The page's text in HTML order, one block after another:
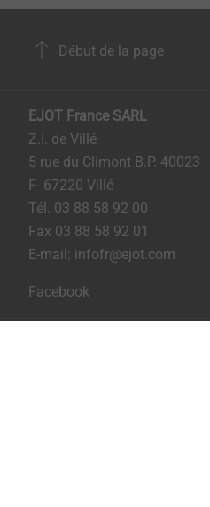
Début de la page
EJOT France SARL
Z.I. de Villé
5 rue du Climont B.P. 40023
F- 67220 Villé
Tél. 03 88 58 92 00
Fax 03 88 58 92 01
E-mail: infofr@ejot.com
Facebook